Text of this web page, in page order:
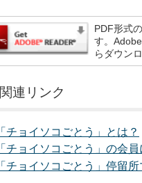
PDF形式
す。
らダウン
関連リンク
「チョイソコごとう」とは？
「チョイソコごとう」の会
「チョイソコごとう」停留